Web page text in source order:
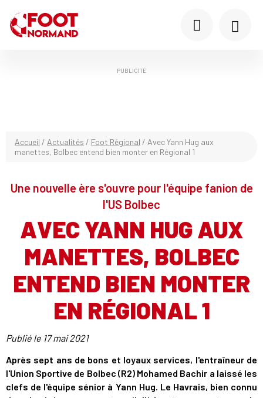
PUBLICITÉ
Accueil / Actualités / Foot Régional / Avec Yann Hug aux
manettes, Bolbec entend bien monter en Régional 1
Une nouvelle ère s'ouvre pour l'équipe fanion de
l'US Bolbec
AVEC YANN HUG AUX
MANETTES, BOLBEC
ENTEND BIEN MONTER
EN RÉGIONAL 1
Publié le 17 mai 2021
Après sept ans de bons et loyaux services, l'entraîneur de
l'Union Sportive de Bolbec (R2) Mohamed Bachir a laissé les
clefs de l'équipe sénior à Yann Hug. Le Havrais, bien connu